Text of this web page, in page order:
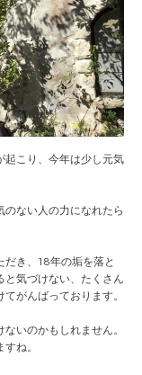
起こり、今年は少し元気
のない人の力になれたら
だき、18年の垢を落と
と気づけない、たくさん
がんばっております。
いのかもしれません。
ね。